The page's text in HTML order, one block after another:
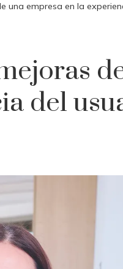
una empresa en la
del